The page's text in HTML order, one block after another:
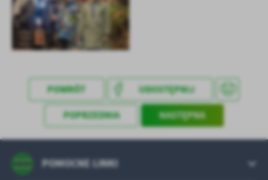
POWRÓT UDOSTĘPNIJ
POPRZEDNIA NASTĘPNA
POMOCNE LINKI